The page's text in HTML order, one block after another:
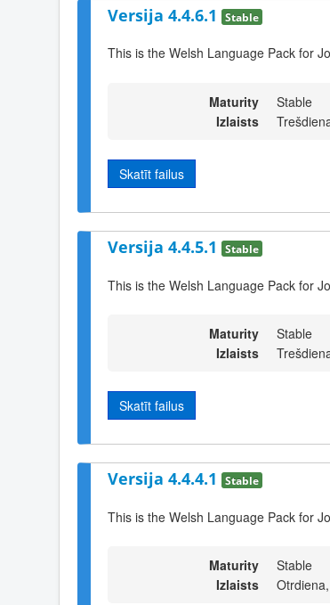
Versija 4.4.6.1 Stable
This is the Welsh Language Pack for
Maturity
Stable
Izlaists
Skatīt failus
Versija 4.4.5.1 Stable
This is the Welsh Language Pack for
Maturity
Stable
Izlaists
Skatīt failus
Versija 4.4.4.1 Stable
This is the Welsh Language Pack for
Maturity
Stable
Izlaists